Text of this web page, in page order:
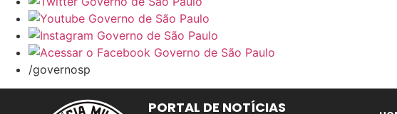
/governosp
PORTAL DE NOTÍCIAS